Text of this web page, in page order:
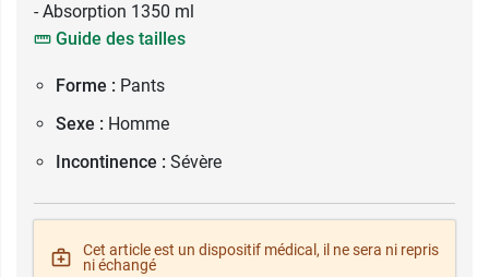
- Absorption 1350 ml
Guide des tailles
Forme : Pants
Sexe : Homme
Incontinence : Sévère
Cet article est un dispositif médical, il ne sera ni repris
ni échangé